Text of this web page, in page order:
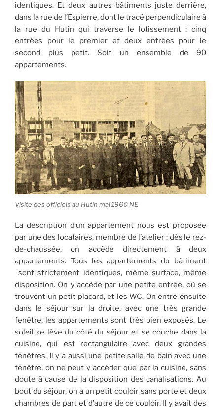
identiques. Et deux autres bâtiments juste derrière,
dans la rue de l’Espierre, dont le tracé perpendiculaire à
la rue du Hutin qui traverse le lotissement : cinq
entrées pour le premier et deux entrées pour le
second plus petit. Soit un ensemble de 90
appartements.
Visite des officiels au Hutin mai 1960 NE
La description d’un appartement nous est proposée
par une des locataires, membre de l’atelier : dès le rez-
de-chaussée, on accède directement à deux
appartements. Tous les appartements du bâtiment
sont strictement identiques, même surface, même
disposition. On y accède par une petite entrée, où se
trouvent un petit placard, et les WC. On entre ensuite
dans le séjour sur la droite, avec une très grande
fenêtre, les appartements sont très bien exposés. Le
soleil se lève du côté du séjour et se couche dans la
cuisine, qui est rectangulaire avec deux grandes
fenêtres. Il y a aussi une petite salle de bain avec une
fenêtre, on ne peut y accéder que par la cuisine, sans
doute à cause de la disposition des canalisations. Au
bout du séjour, on a un petit couloir sans porte et deux
chambres de part et d’autre de ce couloir. Il y avait des